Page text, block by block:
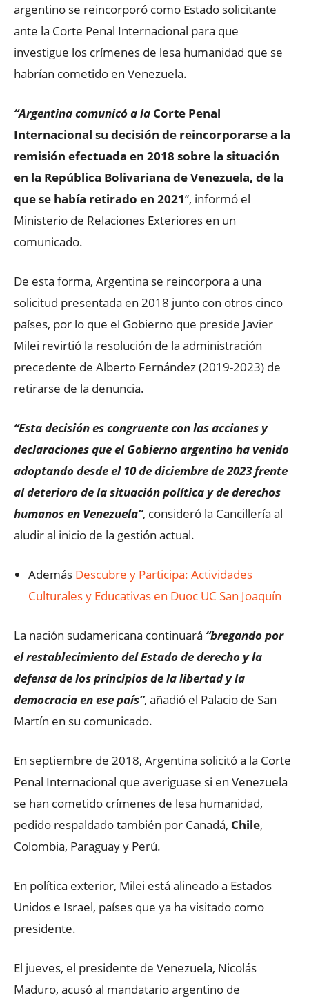
argentino se reincorporó como Estado solicitante
ante la Corte Penal Internacional para que
investigue los crímenes de lesa humanidad que se
habrían cometido en Venezuela.
“Argentina comunicó a la Corte Penal
Internacional su decisión de reincorporarse a la
remisión efectuada en 2018 sobre la situación
en la República Bolivariana de Venezuela, de la
que se había retirado en 2021“, informó el
Ministerio de Relaciones Exteriores en un
comunicado.
De esta forma, Argentina se reincorpora a una
solicitud presentada en 2018 junto con otros cinco
países, por lo que el Gobierno que preside Javier
Milei revirtió la resolución de la administración
precedente de Alberto Fernández (2019-2023) de
retirarse de la denuncia.
“Esta decisión es congruente con las acciones y
declaraciones que el Gobierno argentino ha venido
adoptando desde el 10 de diciembre de 2023 frente
al deterioro de la situación política y de derechos
humanos en Venezuela”, consideró la Cancillería al
aludir al inicio de la gestión actual.
Además Descubre y Participa: Actividades
Culturales y Educativas en Duoc UC San Joaquín
La nación sudamericana continuará “bregando por
el restablecimiento del Estado de derecho y la
defensa de los principios de la libertad y la
democracia en ese país”, añadió el Palacio de San
Martín en su comunicado.
En septiembre de 2018, Argentina solicitó a la Corte
Penal Internacional que averiguase si en Venezuela
se han cometido crímenes de lesa humanidad,
pedido respaldado también por Canadá, Chile,
Colombia, Paraguay y Perú.
En política exterior, Milei está alineado a Estados
Unidos e Israel, países que ya ha visitado como
presidente.
El jueves, el presidente de Venezuela, Nicolás
Maduro, acusó al mandatario argentino de